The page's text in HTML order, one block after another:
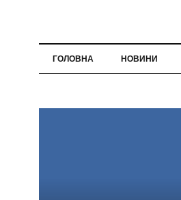
ГОЛОВНА НОВИНИ